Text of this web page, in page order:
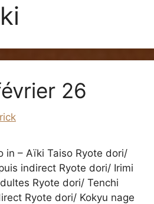
26
in – Aïki Taiso Ryote dori/
indirect Ryote dori/ Irimi
Ryote dori/ Tenchi
Ryote dori/ Kokyu nage